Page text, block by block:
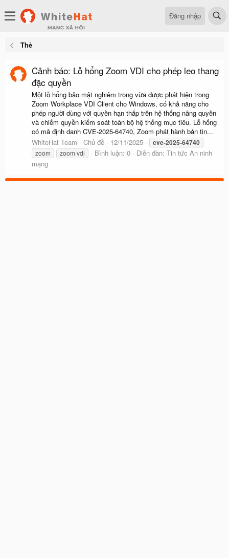
Đăng nhập
Thẻ
Cảnh báo: Lỗ hổng Zoom VDI cho phép leo thang
đặc quyền
Một lỗ hổng bảo mật nghiêm trọng vừa được phát hiện trong
Zoom Workplace VDI Client cho Windows, có khả năng cho
phép người dùng với quyền hạn thấp trên hệ thống nâng quyền
và chiếm quyền kiểm soát toàn bộ hệ thống mục tiêu. Lỗ hổng
có mã định danh CVE-2025-64740, Zoom phát hành bản tin...
WhiteHat Team
Chủ đề 12/11/2025 cve-2025-64740
zoom zoom vdi Bình luận: 0 Diễn đàn: Tin tức An ninh
mạng